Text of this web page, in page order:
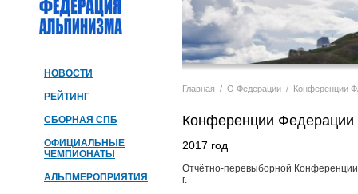
НОВОСТИ
РЕЙТИНГ
СБОРНАЯ СПБ
ОФИЦИАЛЬНЫЕ
ЧЕМПИОНАТЫ
АЛЬПМЕРОПРИЯТИЯ
Главная / О Федерации / Конференции
Конференции Федерации
2017 год
Отчётно-перевыборной
г.